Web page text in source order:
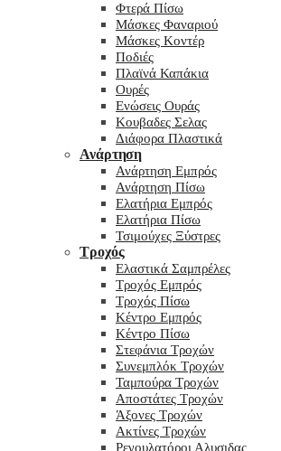
Φτερά Πίσω
Μάσκες Φαναριού
Μάσκες Κοντέρ
Ποδιές
Πλαϊνά Καπάκια
Ουρές
Ενώσεις Ουράς
Κουβαδες Σελας
Διάφορα Πλαστικά
Ανάρτηση
Ανάρτηση Εμπρός
Ανάρτηση Πίσω
Ελατήρια Εμπρός
Ελατήρια Πίσω
Τσιμούχες Ξύστρες
Τροχός
Ελαστικά Σαμπρέλες
Τροχός Εμπρός
Τροχός Πίσω
Κέντρο Εμπρός
Κέντρο Πίσω
Στεφάνια Τροχών
Συνεμπλόκ Τροχών
Ταμπούρα Τροχών
Αποστάτες Τροχών
Άξονες Τροχών
Ακτίνες Τροχών
Ρεγουλατόροι Αλυσιδας